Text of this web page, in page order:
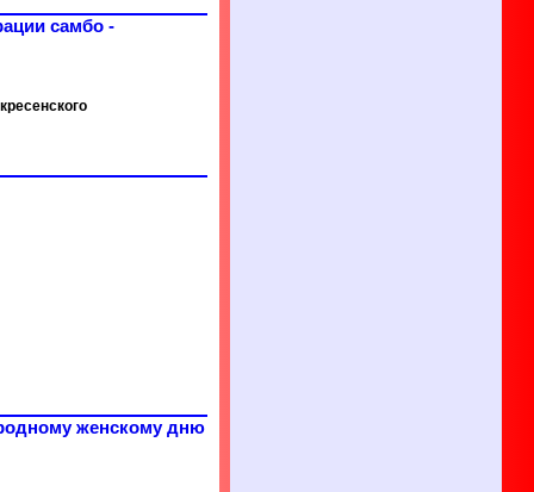
самбо -
женскому дню